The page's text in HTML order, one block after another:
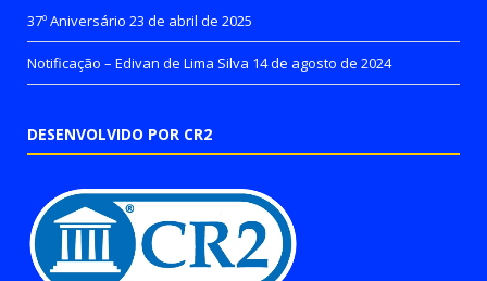
37º Aniversário 23 de abril de 2025
Notificação – Edivan de Lima Silva 14 de agosto de 2024
DESENVOLVIDO POR CR2